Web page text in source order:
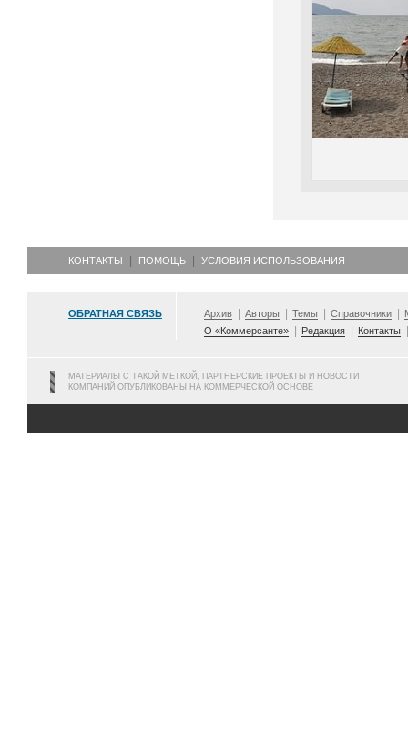
КОНТАКТЫ ПОМОЩЬ УСЛОВИЯ ИСПОЛЬЗОВАНИЯ
ОБРАТНАЯ СВЯЗЬ Архив Авторы Темы Справочники
О «Коммерсанте»
Редакция Контакты
МАТЕРИАЛЫ С ТАКОЙ МЕТКОЙ, ПАРТНЕРСКИЕ ПРОЕКТЫ И НОВОСТИ
КОМПАНИЙ ОПУБЛИКОВАНЫ НА КОММЕРЧЕСКОЙ ОСНОВЕ